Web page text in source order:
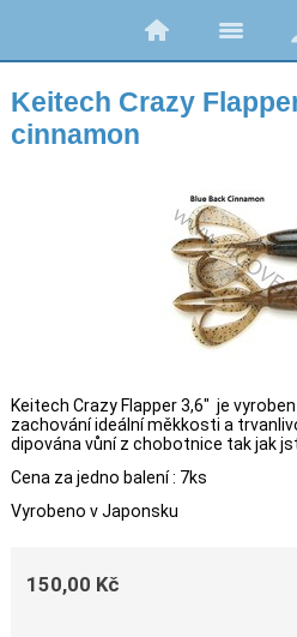
Keitech Crazy
cinnamon
Keitech Crazy Flapper 3,6" je
zachování ideální měkkosti a
dipována vůní z chobotnice tak jak
Cena za jedno balení : 7ks
Vyrobeno v Japonsku
150,00 Kč